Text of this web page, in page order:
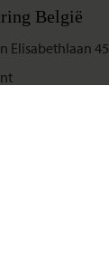
België
Elisabethlaan 45